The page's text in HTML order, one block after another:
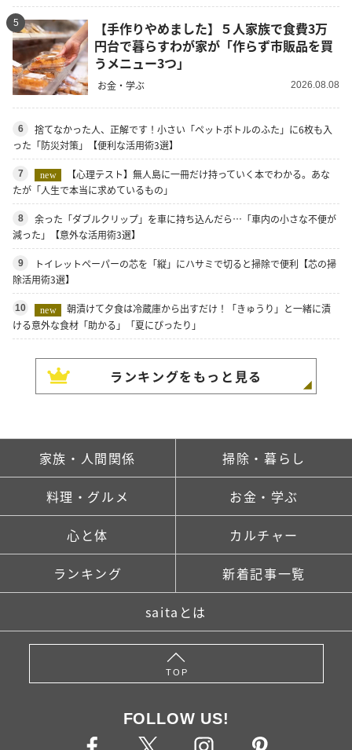
5
【手作りやめました】５人家族で食費3万
円台で暮らすわが家が「作らず市販品を買
うメニュー3つ」
お金・学ぶ 2026.08.08
6
捨てなかった人、正解です！小さい「ペットボトルのふた」に6枚も入
った「防災対策」【便利な活用術3選】
7 new
【心理テスト】無人島に一冊だけ持っていく本でわかる。あな
たが「人生で本当に求めているもの」
8
余った「ダブルクリップ」を車に持ち込んだら…「車内の小さな不便が
減った」【意外な活用術3選】
9
トイレットペーパーの芯を「縦」にハサミで切ると掃除で便利【芯の掃
除活用術3選】
10 new
朝漬けて夕食は冷蔵庫から出すだけ！「きゅうり」と一緒に漬
ける意外な食材「助かる」「夏にぴったり」
ランキングをもっと見る
家族・人間関係 掃除・暮らし
料理・グルメ お金・学ぶ
心と体 カルチャー
ランキング 新着記事一覧
saitaとは
TOP
FOLLOW US!